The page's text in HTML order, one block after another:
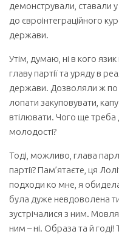
демонстрували, ставали у
до євроінтеграційного
держави.
Утім, думаю, ні в кого
главу партії та уряду в
держави. Дозволяли ж по
лопати закуповувати,
втілювати. Чого ще треба
молодості?
Тоді, можливо, глава
партії? Пам’ятаєте, ця
подходи ко мне, я
була дуже невдоволена
зустрічалися з ним.
ним – ні. Образа та й годі!